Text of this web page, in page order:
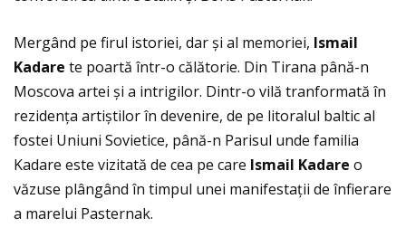
Mergând pe firul istoriei, dar și al memoriei, Ismail
Kadare te poartă într-o călătorie. Din Tirana până-n
Moscova artei și a intrigilor. Dintr-o vilă tranformată în
rezidenţa artiștilor în devenire, de pe litoralul baltic al
fostei Uniuni Sovietice, până-n Parisul unde familia
Kadare este vizitată de cea pe care Ismail Kadare o
văzuse plângând în timpul unei manifestaţii de înfierare
a marelui Pasternak.